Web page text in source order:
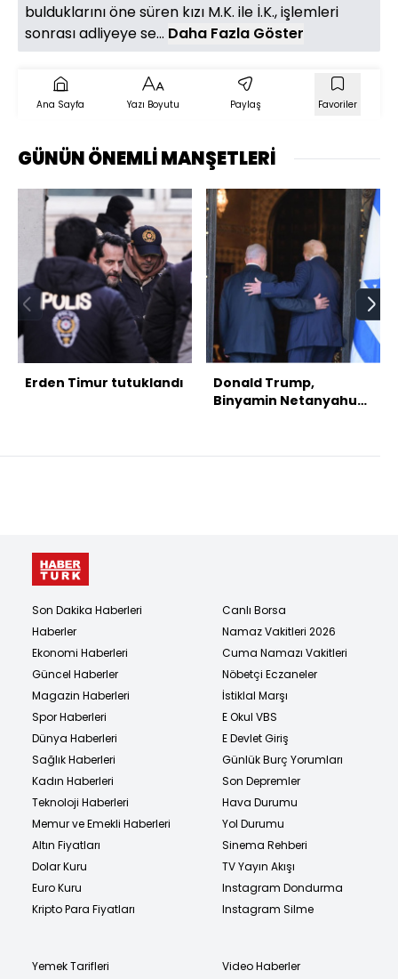
bulduklarını öne süren kızı M.K. ile İ.K., işlemleri
sonrası adliyeye se... Daha Fazla Göster
Ana Sayfa Yazı Boyutu Paylaş Favoriler
GÜNÜN ÖNEMLİ MANŞETLERİ
Erden Timur tutuklandı
Donald Trump,
Binyamin Netanyahu
Son Dakika Haberleri
Haberler
Ekonomi Haberleri
Güncel Haberler
Magazin Haberleri
Spor Haberleri
Dünya Haberleri
Sağlık Haberleri
Kadın Haberleri
Teknoloji Haberleri
Memur ve Emekli Haberleri
Altın Fiyatları
Dolar Kuru
Euro Kuru
Kripto Para Fiyatları
Canlı Borsa
Namaz Vakitleri 2026
Cuma Namazı Vakitleri
Nöbetçi Eczaneler
İstiklal Marşı
E Okul VBS
E Devlet Giriş
Günlük Burç Yorumları
Son Depremler
Hava Durumu
Yol Durumu
Sinema Rehberi
TV Yayın Akışı
Instagram Dondurma
Instagram Silme
Yemek Tarifleri
Video Haberler